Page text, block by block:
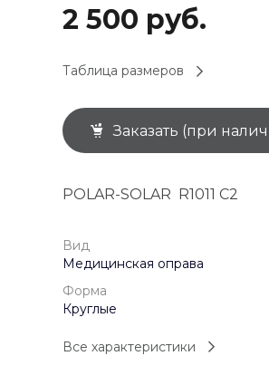
оранжевая вывеска
напротив
на 1 этаже
1 мая: 10:00-19:00
+7 (926) 092 4274
г. Королёв, пр-т
(0-9)
1 мая: 10:00-19:00
9 мая: 10:00-19:00
2 500 руб.
Таблица размеров
Заказать (при
POLAR-SOLAR R1011 C2
Вид
Медицинская оправа
Форма
Круглые
Все характеристики